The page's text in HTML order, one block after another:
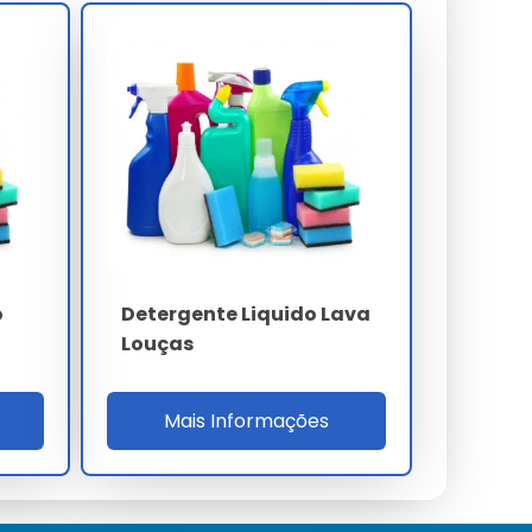
Detergente Liquido Lava
Louças
Mais Informações